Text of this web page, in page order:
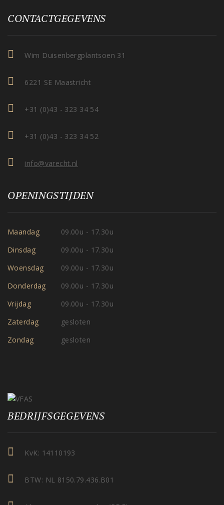
CONTACTGEGEVENS
Wim Duisenbergplantsoen 31
6221 SE Maastricht
+31 (0)43 - 323 34 54
+31 (0)43 - 323 34 52
info@varecht.nl
OPENINGSTIJDEN
Maandag
Dinsdag
Woensdag
Donderdag
Vrijdag
Zaterdag
Zondag
09.00u - 17.30u
09.00u - 17.30u
09.00u - 17.30u
09.00u - 17.30u
09.00u - 17.30u
gesloten
gesloten
BEDRIJFSGEGEVENS
KvK: 14110193
BTW: NL 8150.79.436.B01